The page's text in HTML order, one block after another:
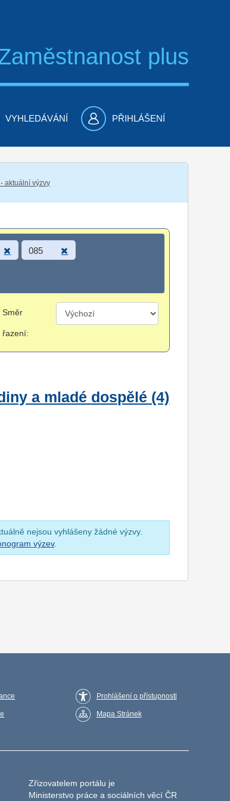
plus
VYHLEDÁVÁNÍ PŘIHLÁŠENÍ
aktuální výzvy
085
Směr
řazení:
a mladé dospělé (4)
nejsou vyhlášeny žádné výzvy.
výzev.
Prohlášení o přístupnosti
Mapa Stránek
Zřizovatelem portálu je
Ministerstvo práce a sociálních věcí ČR